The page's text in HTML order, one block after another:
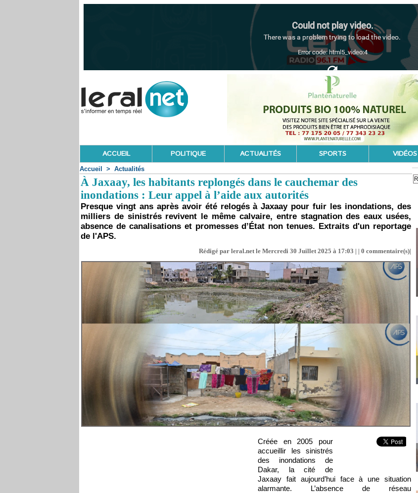
ACCUEIL POLITIQUE ACTUALITÉS SPORTS VIDÉOS
Accueil > Actualités
À Jaxaay, les habitants replongés dans le cauchemar des
inondations : Leur appel à l’aide aux autorités
Presque vingt ans après avoir été relogés à Jaxaay pour fuir les inondations, des
milliers de sinistrés revivent le même calvaire, entre stagnation des eaux usées,
absence de canalisations et promesses d’État non tenues. Extraits d'un reportage
de l'APS.
Rédigé par leral.net le Mercredi 30 Juillet 2025 à 17:03 | | 0 commentaire(s)|
Créée en 2005 pour
accueillir les sinistrés
des inondations de
Dakar, la cité de
Jaxaay fait aujourd’hui face à une situation
alarmante. L’absence de réseau